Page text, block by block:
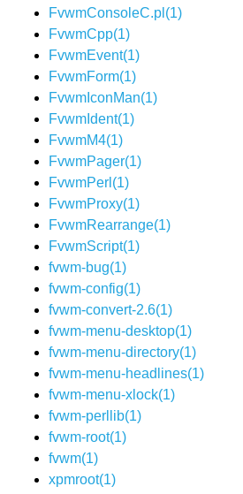
FvwmConsoleC.pl(1)
FvwmCpp(1)
FvwmEvent(1)
FvwmForm(1)
FvwmIconMan(1)
FvwmIdent(1)
FvwmM4(1)
FvwmPager(1)
FvwmPerl(1)
FvwmProxy(1)
FvwmRearrange(1)
FvwmScript(1)
fvwm-bug(1)
fvwm-config(1)
fvwm-convert-2.6(1)
fvwm-menu-desktop(1)
fvwm-menu-directory(1)
fvwm-menu-headlines(1)
fvwm-menu-xlock(1)
fvwm-perllib(1)
fvwm-root(1)
fvwm(1)
xpmroot(1)